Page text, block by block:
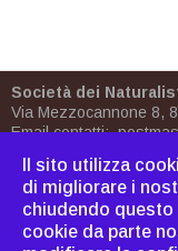
Società dei
Via Mezzocannone 8,
Email contatti:
PEC
siamo| Bornh |
Il sito utilizza
di migliorare i
chiudendo
cookie da parte